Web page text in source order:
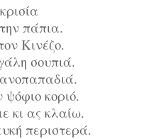
πάπια.
Κινέζο.
σουπιά.
ψόφιο κοριό.
κι ας κλαίω.
περιστερά.